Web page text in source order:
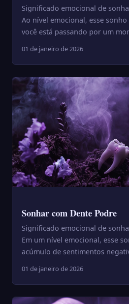
Significado emocional de
Ao nível emocional, esse
você está passando por um
01 de janeiro de 2026
Sonhar com Dente Podre
Significado emocional de
Em um nível emocional, esse
acúmulo de sentimentos
01 de janeiro de 2026